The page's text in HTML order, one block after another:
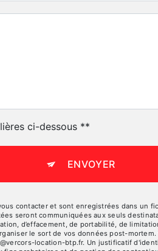
ci-dessous **
ENVOYER
contacter et sont enregistrées dans un
seront communiquées aux seuls
d’effacement, de portabilité, de
le sort de vos données post-
location-btp.fr. Un justificatif